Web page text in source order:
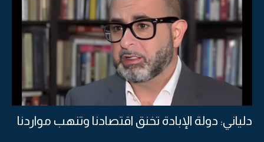
دلياني: دولة الإبادة تخنق اقتصادنا وتنهب مواردنا